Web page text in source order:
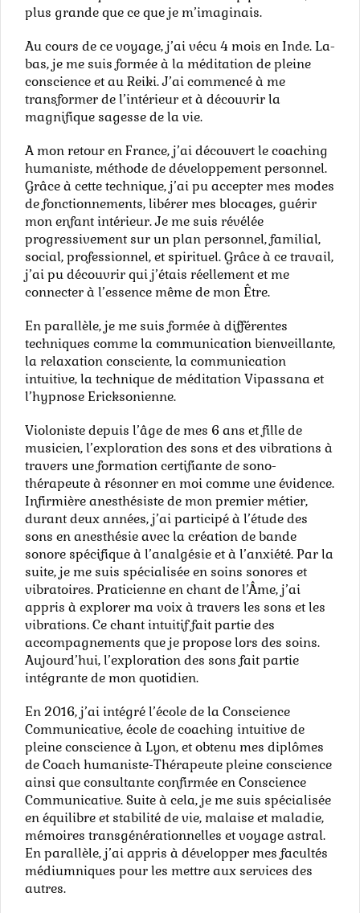
plus grande que ce que je m’imaginais.
Au cours de ce voyage, j’ai vécu 4 mois en Inde. La-
bas, je me suis formée à la méditation de pleine
conscience et au Reiki. J’ai commencé à me
transformer de l’intérieur et à découvrir la
magnifique sagesse de la vie.
A mon retour en France, j’ai découvert le coaching
humaniste, méthode de développement personnel.
Grâce à cette technique, j’ai pu accepter mes modes
de fonctionnements, libérer mes blocages, guérir
mon enfant intérieur. Je me suis révélée
progressivement sur un plan personnel, familial,
social, professionnel, et spirituel. Grâce à ce travail,
j’ai pu découvrir qui j’étais réellement et me
connecter à l’essence même de mon Être.
En parallèle, je me suis formée à différentes
techniques comme la communication bienveillante,
la relaxation consciente, la communication
intuitive, la technique de méditation Vipassana et
l’hypnose Ericksonienne.
Violoniste depuis l’âge de mes 6 ans et fille de
musicien, l’exploration des sons et des vibrations à
travers une formation certifiante de sono-
thérapeute à résonner en moi comme une évidence.
Infirmière anesthésiste de mon premier métier,
durant deux années, j’ai participé à l’étude des
sons en anesthésie avec la création de bande
sonore spécifique à l’analgésie et à l’anxiété. Par la
suite, je me suis spécialisée en soins sonores et
vibratoires. Praticienne en chant de l’Âme, j’ai
appris à explorer ma voix à travers les sons et les
vibrations. Ce chant intuitif fait partie des
accompagnements que je propose lors des soins.
Aujourd’hui, l’exploration des sons fait partie
intégrante de mon quotidien.
En 2016, j’ai intégré l’école de la Conscience
Communicative, école de coaching intuitive de
pleine conscience à Lyon, et obtenu mes diplômes
de Coach humaniste-Thérapeute pleine conscience
ainsi que consultante confirmée en Conscience
Communicative. Suite à cela, je me suis spécialisée
en équilibre et stabilité de vie, malaise et maladie,
mémoires transgénérationnelles et voyage astral.
En parallèle, j’ai appris à développer mes facultés
médiumniques pour les mettre aux services des
autres.